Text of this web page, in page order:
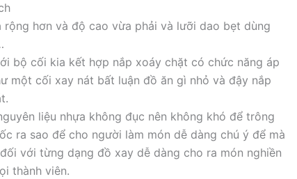
hơn và độ cao vừa phải và lưỡi dao bẹt dùng
bộ cối kia kết hợp nắp xoáy chặt có chức năng áp
một cối xay nát bất luận đồ ăn gì nhỏ và đậy nắp
liệu nhựa không đục nên không khó để trông
ra sao để cho người làm món dễ dàng chú ý để mà
với từng dạng đồ xay dễ dàng cho ra món nghiền
thành viên.